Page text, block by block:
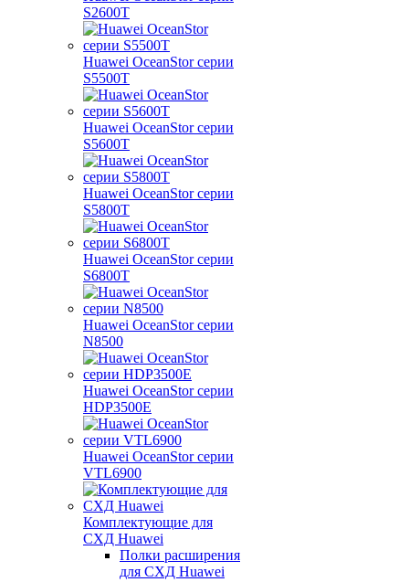
S2600T
Huawei OceanStor серии
S5500T
Huawei OceanStor серии
S5600T
Huawei OceanStor серии
S5800T
Huawei OceanStor серии
S6800T
Huawei OceanStor серии
N8500
Huawei OceanStor серии
HDP3500E
Huawei OceanStor серии
VTL6900
Комплектующие для
СХД Huawei
Полки расширения
для СХД Huawei